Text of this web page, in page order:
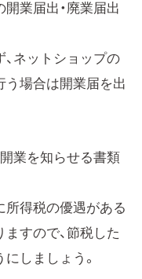
開業届出・廃業届出
ネットショップの
う場合は開業届を出
業を知らせる書類
所得税の優遇がある
すので、節税した
しましょう。